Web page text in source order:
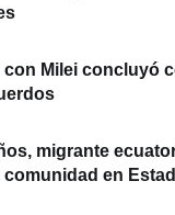
con Milei concluyó
migrante
comunidad en